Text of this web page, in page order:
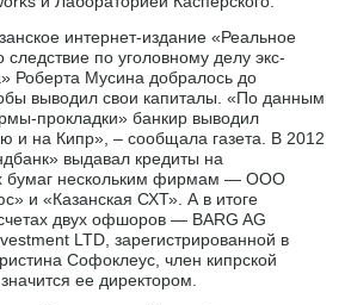
интернет-издание «Реальное
по уголовному делу экс-
Роберта Мусина добралось до
выводил свои капиталы. «По данным
прокладки» банкир выводил
и на Кипр», – сообщала газета. В 2012
выдавал кредиты на
бумаг нескольким фирмам — ООО
и «Казанская СХТ». А в итоге
двух офшоров — BARG AG
LTD, зарегистрированной в
Софоклеус, член кипрской
ее директором.